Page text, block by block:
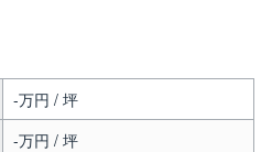
-万円 / 坪
-万円 / 坪